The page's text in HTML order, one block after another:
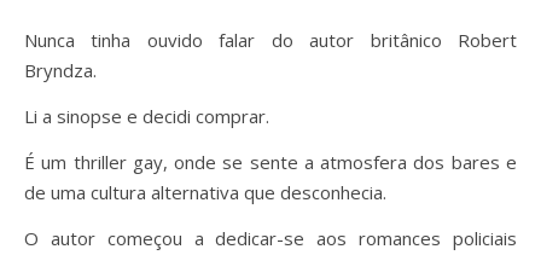
Nunca tinha ouvido falar do autor britânico Robert
Bryndza.
Li a sinopse e decidi comprar.
É um thriller gay, onde se sente a atmosfera dos bares e
de uma cultura alternativa que desconhecia.
O autor começou a dedicar-se aos romances policiais